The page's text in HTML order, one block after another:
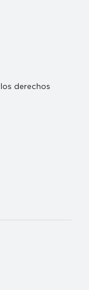
derechos